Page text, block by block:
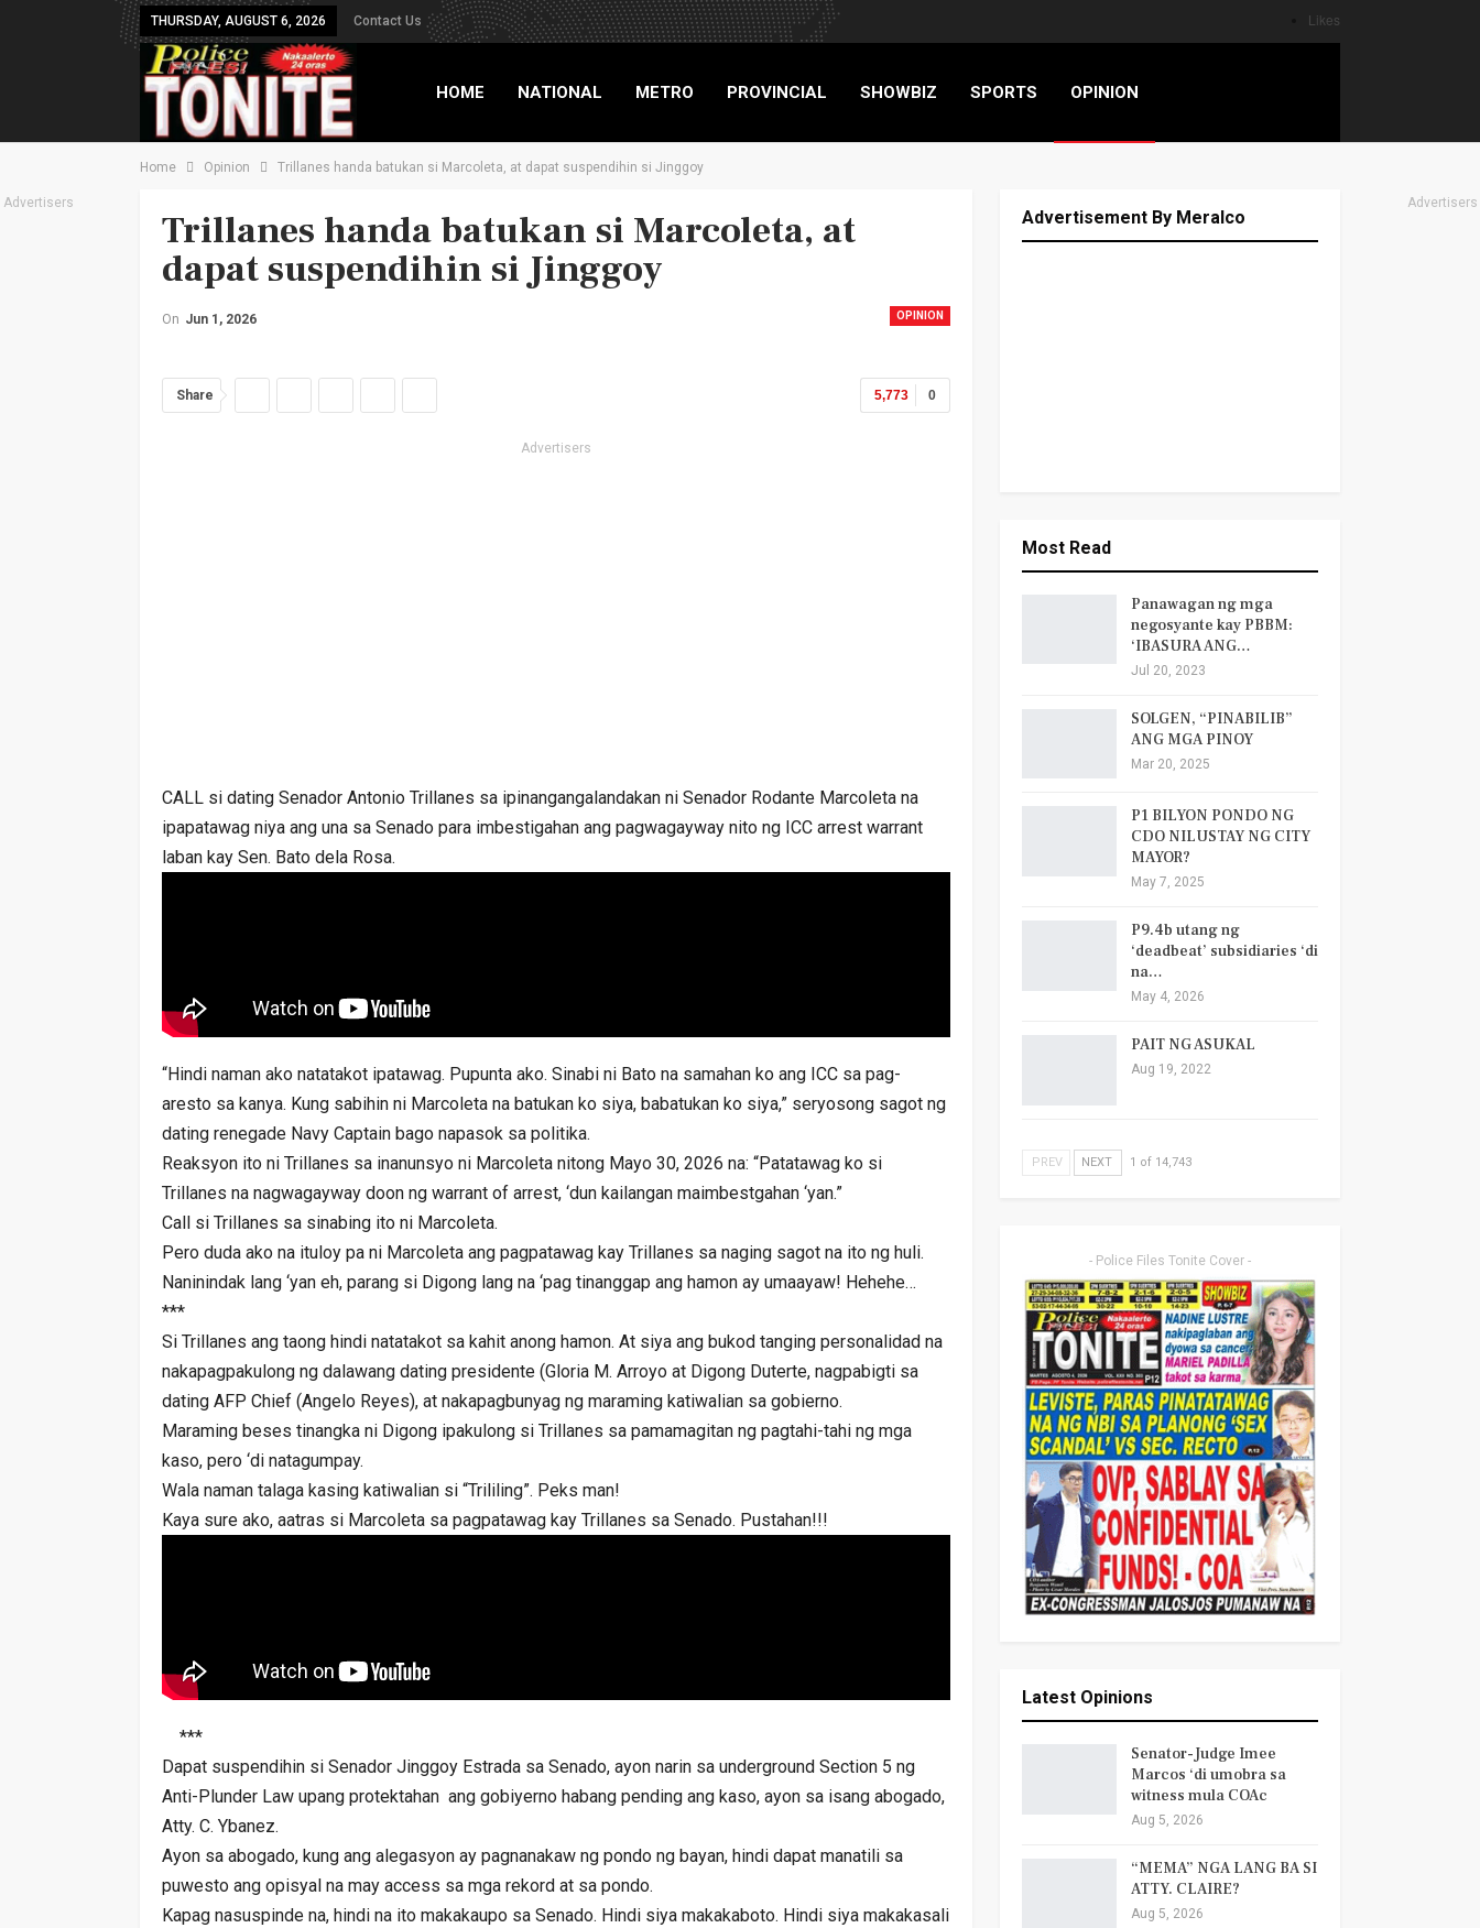
Likes
THURSDAY, AUGUST 6, 2026 Contact Us
HOME NATIONAL METRO PROVINCIAL SHOWBIZ SPORTS OPINION
Home Opinion Trillanes handa batukan si Marcoleta, at dapat suspendihin si Jinggoy
Advertisers Advertisers
Trillanes handa batukan si Marcoleta, at
dapat suspendihin si Jinggoy
OPINION
On Jun 1, 2026
0
5,773
Share
Advertisers
CALL si dating Senador Antonio Trillanes sa ipinangangalandakan ni Senador Rodante Marcoleta na
ipapatawag niya ang una sa Senado para imbestigahan ang pagwagayway nito ng ICC arrest warrant
laban kay Sen. Bato dela Rosa.
“Hindi naman ako natatakot ipatawag. Pupunta ako. Sinabi ni Bato na samahan ko ang ICC sa pag-
aresto sa kanya. Kung sabihin ni Marcoleta na batukan ko siya, babatukan ko siya,” seryosong sagot ng
dating renegade Navy Captain bago napasok sa politika.
Reaksyon ito ni Trillanes sa inanunsyo ni Marcoleta nitong Mayo 30, 2026 na: “Patatawag ko si
Trillanes na nagwagayway doon ng warrant of arrest, ‘dun kailangan maimbestgahan ‘yan.”
Call si Trillanes sa sinabing ito ni Marcoleta.
Pero duda ako na ituloy pa ni Marcoleta ang pagpatawag kay Trillanes sa naging sagot na ito ng huli.
Naninindak lang ‘yan eh, parang si Digong lang na ‘pag tinanggap ang hamon ay umaayaw! Hehehe…
***
Si Trillanes ang taong hindi natatakot sa kahit anong hamon. At siya ang bukod tanging personalidad na
nakapagpakulong ng dalawang dating presidente (Gloria M. Arroyo at Digong Duterte, nagpabigti sa
dating AFP Chief (Angelo Reyes), at nakapagbunyag ng maraming katiwalian sa gobierno.
Maraming beses tinangka ni Digong ipakulong si Trillanes sa pamamagitan ng pagtahi-tahi ng mga
kaso, pero ‘di natagumpay.
Wala naman talaga kasing katiwalian si “Trililing”. Peks man!
Kaya sure ako, aatras si Marcoleta sa pagpatawag kay Trillanes sa Senado. Pustahan!!!
***
Dapat suspendihin si Senador Jinggoy Estrada sa Senado, ayon narin sa underground Section 5 ng
Anti-Plunder Law upang protektahan ang gobiyerno habang pending ang kaso, ayon sa isang abogado,
Atty. C. Ybanez.
Ayon sa abogado, kung ang alegasyon ay pagnanakaw ng pondo ng bayan, hindi dapat manatili sa
puwesto ang opisyal na may access sa mga rekord at sa pondo.
Kapag nasuspinde na, hindi na ito makakaupo sa Senado. Hindi siya makakaboto. Hindi siya makakasali
Advertisement By Meralco
Most Read
Panawagan ng mga
negosyante kay PBBM:
‘IBASURA ANG…
Jul 20, 2023
SOLGEN, “PINABILIB”
ANG MGA PINOY
Mar 20, 2025
P1 BILYON PONDO NG
CDO NILUSTAY NG CITY
MAYOR?
May 7, 2025
P9.4b utang ng
‘deadbeat’ subsidiaries ‘di
na…
May 4, 2026
PAIT NG ASUKAL
Aug 19, 2022
PREV NEXT 1 of 14,743
- Police Files Tonite Cover -
Latest Opinions
Senator-Judge Imee
Marcos ‘di umobra sa
witness mula COAc
Aug 5, 2026
“MEMA” NGA LANG BA SI
ATTY. CLAIRE?
Aug 5, 2026